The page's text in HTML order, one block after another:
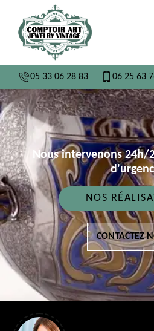
05 33 06 28 83 06 25 63
Nous intervenons 24h/
NOS
CONTACTEZ